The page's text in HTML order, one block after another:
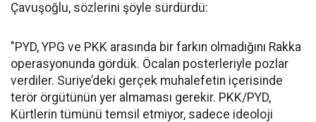
Çavuşoğlu, sözlerini şöyle sürdürdü:
"PYD, YPG ve PKK arasında bir farkın olmadığını Rakka
operasyonunda gördük. Öcalan posterleriyle pozlar
verdiler. Suriye’deki gerçek muhalefetin içerisinde
terör örgütünün yer almaması gerekir. PKK/PYD,
Kürtlerin tümünü temsil etmiyor, sadece ideoloji